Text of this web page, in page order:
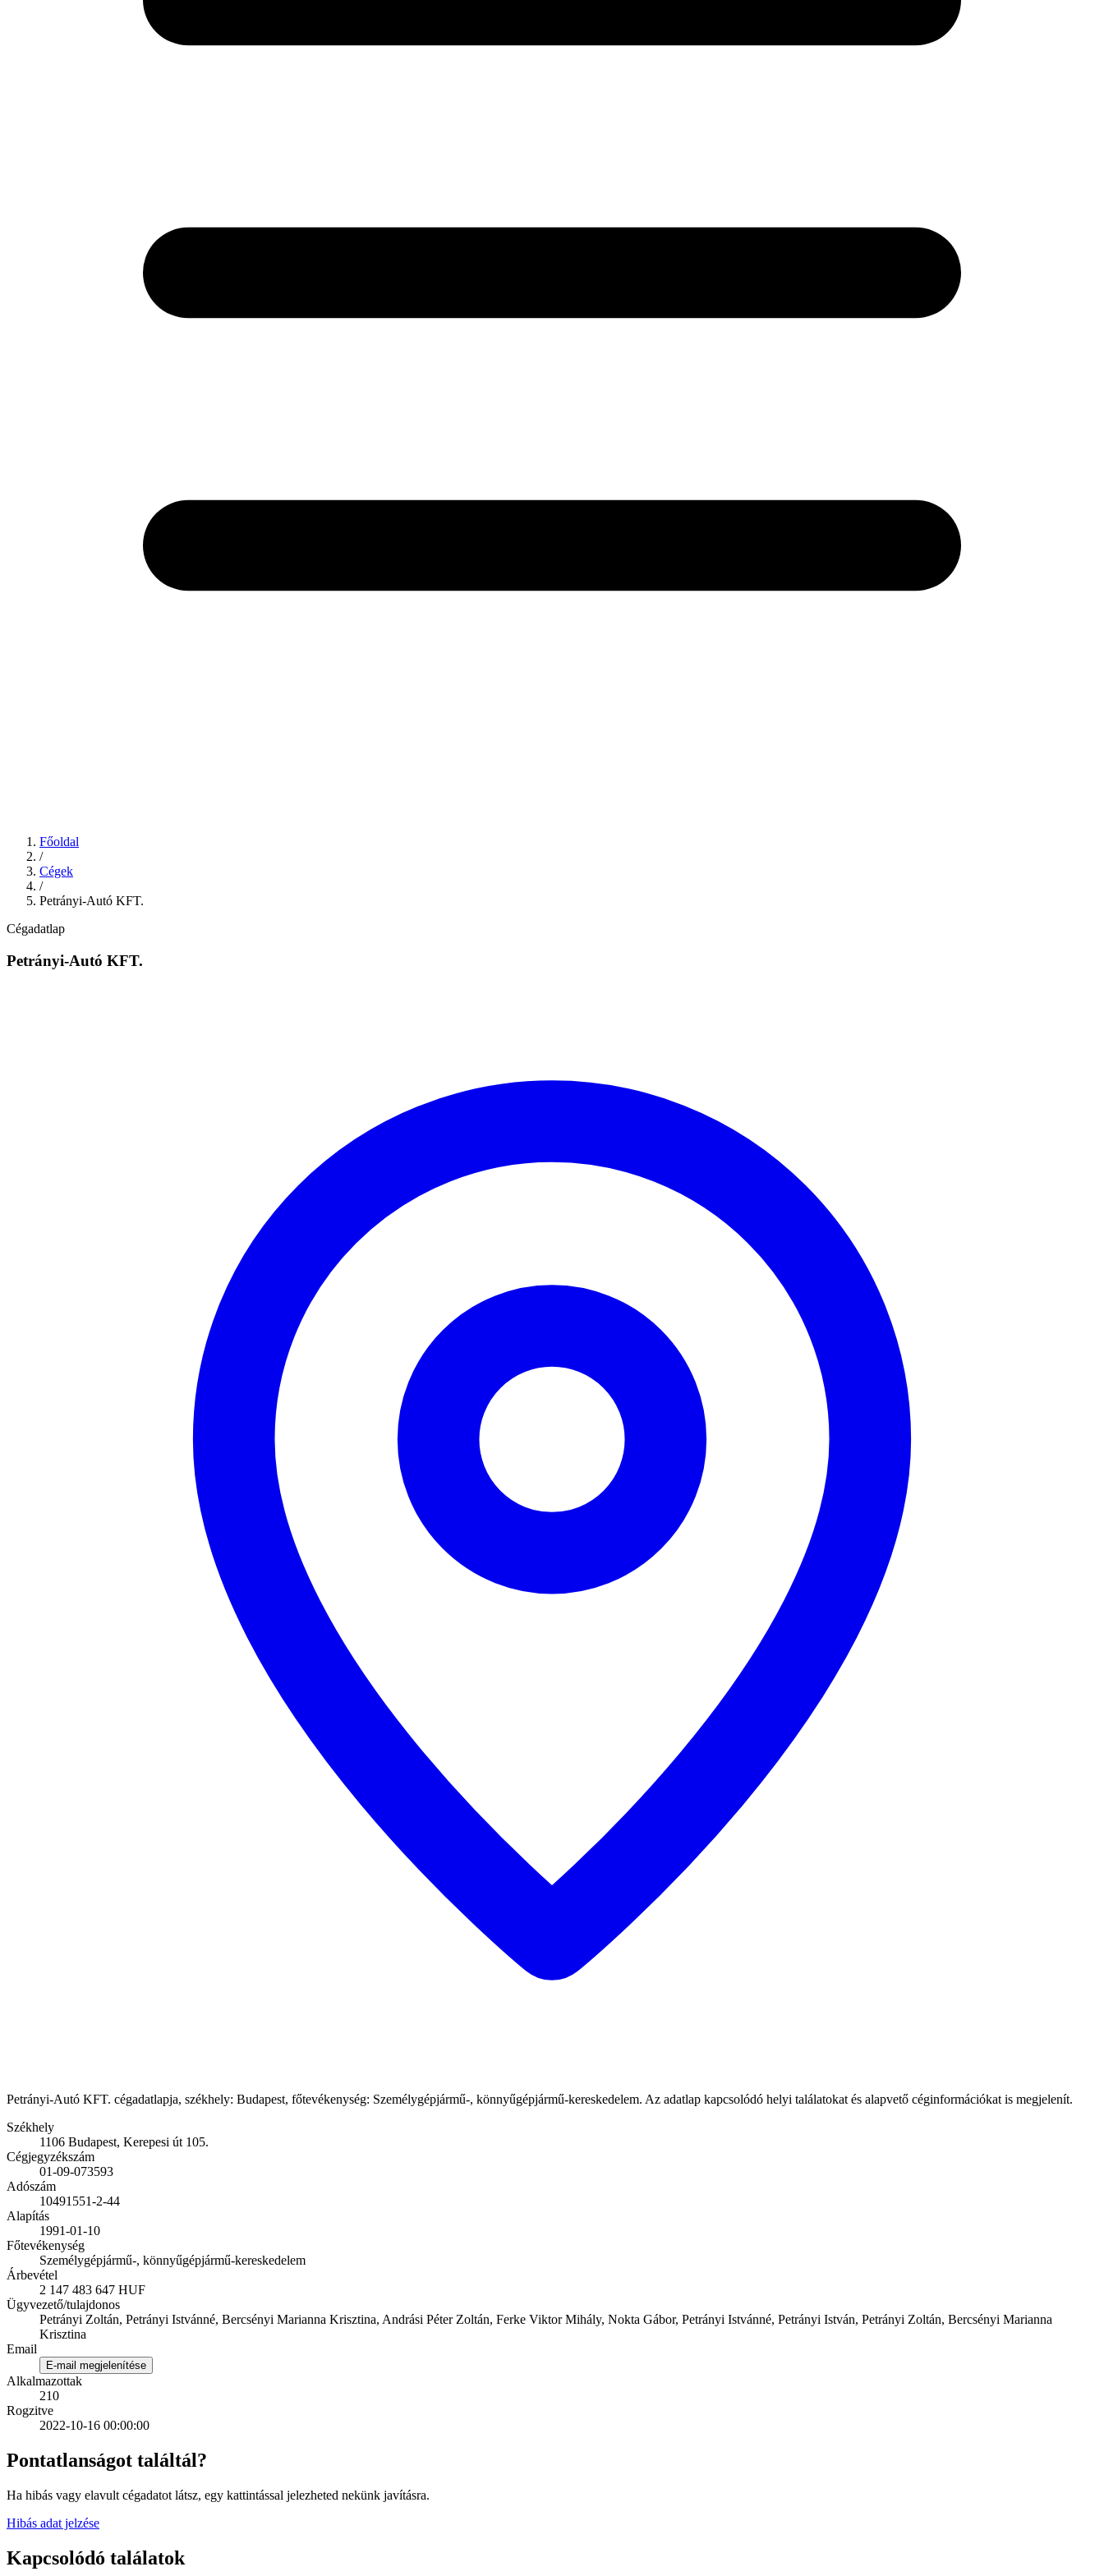
Főoldal
/
Cégek
/
Petrányi-Autó KFT.
Cégadatlap
Petrányi-Autó KFT.
Petrányi-Autó KFT. cégadatlapja, székhely: Budapest, főtevékenység: Személygépjármű-, könnyűgépjármű-kereskedelem. Az adatlap kapcsolódó helyi találatokat és alapvető céginformációkat is megjelenít.
Székhely
1106 Budapest, Kerepesi út 105.
Cégjegyzékszám
01-09-073593
Adószám
10491551-2-44
Alapítás
1991-01-10
Főtevékenység
Személygépjármű-, könnyűgépjármű-kereskedelem
Árbevétel
2 147 483 647 HUF
Ügyvezető/tulajdonos
Petrányi Zoltán, Petrányi Istvánné, Bercsényi Marianna Krisztina, Andrási Péter Zoltán, Ferke Viktor Mihály, Nokta Gábor, Petrányi Istvánné, Petrányi István, Petrányi Zoltán, Bercsényi Marianna
Krisztina
Email
E-mail megjelenítése
Alkalmazottak
210
Rogzitve
2022-10-16 00:00:00
Pontatlanságot találtál?
Ha hibás vagy elavult cégadatot látsz, egy kattintással jelezheted nekünk javításra.
Hibás adat jelzése
Kapcsolódó találatok